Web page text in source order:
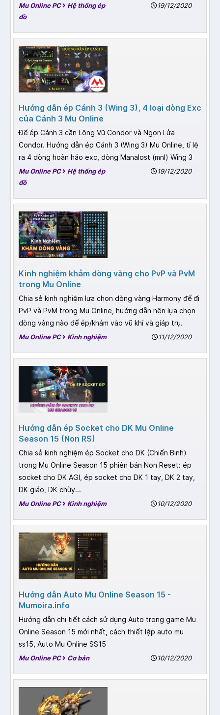
Mu Online PC
Hệ thống ép
đồ
19/12/2020
Hướng dẫn ép Cánh 3 (Wing 3), 4 loại dòng Exc
của Cánh 3 Mu Online
Để ép Cánh 3 cần Lông Vũ Condor và Ngọn Lửa
Condor. Hướng dẫn ép Cánh 3 (Wing 3) Mu Online, tỉ lệ
ra 4 dòng hoàn hảo exc, dòng Manalost (mnl) Wing 3
Mu Online PC
Hệ thống ép
đồ
19/12/2020
Kinh nghiệm khảm dòng vàng cho PvP và PvM
trong Mu Online
Chia sẻ kinh nghiệm lựa chọn dòng vàng Harmony để đi
PvP và PvM trong Mu Online, hướng dẫn nên lựa chọn
dòng vàng nào để ép/khảm vào vũ khí và giáp trụ.
Mu Online PC Kinh nghiệm 11/12/2020
Hướng dẫn ép Socket cho DK Mu Online
Season 15 (Non RS)
Chia sẻ kinh nghiệm ép Socket cho DK (Chiến Binh)
trong Mu Online Season 15 phiên bản Non Reset: ép
socket cho DK AGI, ép socket cho DK 1 tay, DK 2 tay,
DK giáo, DK chùy...
Mu Online PC Kinh nghiệm 10/12/2020
Hướng dẫn Auto Mu Online Season 15 -
Mumoira.info
Hướng dẫn chi tiết cách sử dụng Auto trong game Mu
Online Season 15 mới nhất, cách thiết lập auto mu
ss15, Auto Mu Online SS15
Mu Online PC Cơ bản 10/12/2020